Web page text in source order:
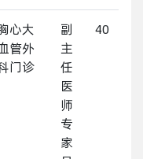
心大
管外
门诊
副
主
任
医
师
专
家
40